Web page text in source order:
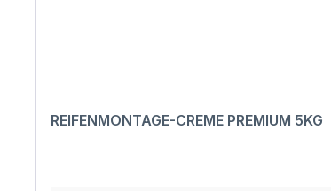
REIFENMONTAGE-CREME PREMIUM 5KG